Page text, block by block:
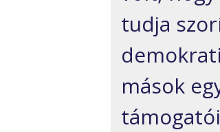
tudja
mások